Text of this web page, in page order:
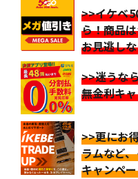
>>イケベ
ら！商品
お見逃し
>>迷うな
無金利キ
>>更にお
ラムなど
キャンペ